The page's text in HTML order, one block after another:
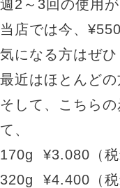
週2～3回の使用
当店では今、
気になる方はぜひ
最近はほとんどの
そして、こちら
て、
170g ¥3.080（税
320g ¥4.400（税